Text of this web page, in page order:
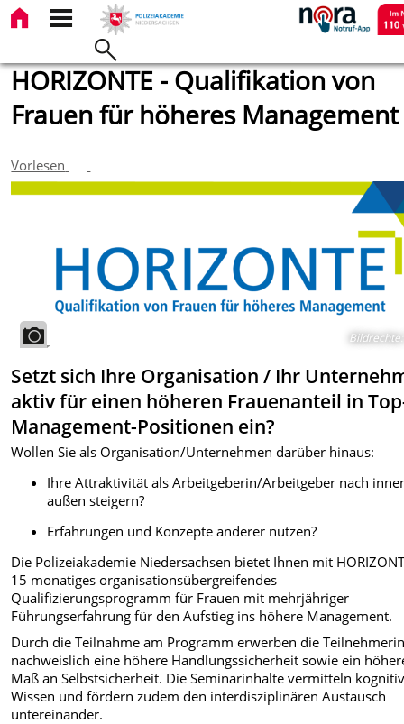
HORIZONTE - Qualifikation von
Frauen für höheres Management
Vorlesen
Bildrechte:
Setzt sich Ihre Organisation / Ihr
aktiv für einen höheren Frauenanteil in
Management-Positionen ein?
Wollen Sie als Organisation/Unternehmen darüber hinaus:
Ihre Attraktivität als Arbeitgeberin/Arbeitgeber nach
außen steigern?
Erfahrungen und Konzepte anderer nutzen?
Die Polizeiakademie Niedersachsen bietet Ihnen mit
15 monatiges organisationsübergreifendes
Qualifizierungsprogramm für Frauen mit mehrjähriger
Führungserfahrung für den Aufstieg ins höhere Management.
Durch die Teilnahme am Programm erwerben die
nachweislich eine höhere Handlungssicherheit sowie ein
Maß an Selbstsicherheit. Die Seminarinhalte vermitteln
Wissen und fördern zudem den interdisziplinären Austausch
untereinander.